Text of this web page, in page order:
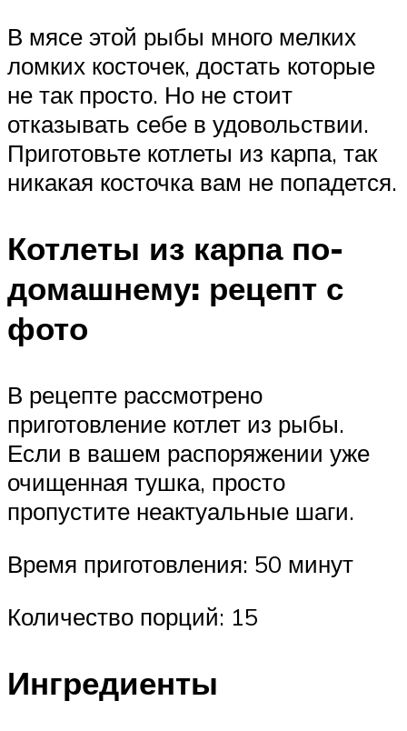
В мясе этой рыбы много мелких
ломких косточек, достать которые
не так просто. Но не стоит
отказывать себе в удовольствии.
Приготовьте котлеты из карпа, так
никакая косточка вам не попадется.
Котлеты из карпа по-
домашнему: рецепт с
фото
В рецепте рассмотрено
приготовление котлет из рыбы.
Если в вашем распоряжении уже
очищенная тушка, просто
пропустите неактуальные шаги.
Время приготовления: 50 минут
Количество порций: 15
Ингредиенты